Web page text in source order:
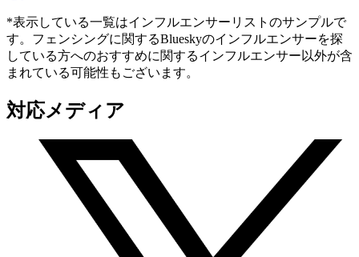
*表示している一覧はインフルエンサーリストのサンプルで
す。フェンシングに関するBlueskyのインフルエンサーを探
している方へのおすすめに関するインフルエンサー以外が含
まれている可能性もございます。
対応メディア